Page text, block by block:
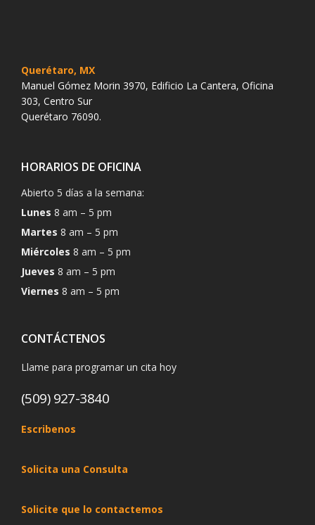
Querétaro, MX
Manuel Gómez Morin 3970, Edificio La Cantera, Oficina
303, Centro Sur
Querétaro 76090.
HORARIOS DE OFICINA
Abierto 5 días a la semana:
Lunes 8 am – 5 pm
Martes 8 am – 5 pm
Miércoles 8 am – 5 pm
Jueves 8 am – 5 pm
Viernes 8 am – 5 pm
CONTÁCTENOS
Llame para programar un cita hoy
(509) 927-3840
Escribenos
Solicita una Consulta
Solicite que lo contactemos